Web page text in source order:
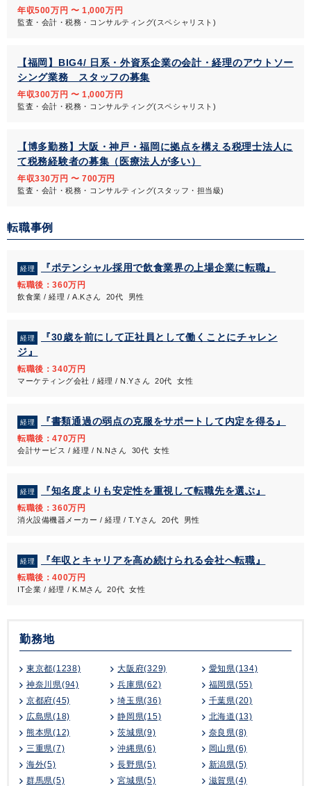
年収500万円 〜 1,000万円
監査・会計・税務・コンサルティング(スペシャリスト)
【福岡】BIG4/ 日系・外資系企業の会計・経理のアウトソー
シング業務 スタッフの募集
年収300万円 〜 1,000万円
監査・会計・税務・コンサルティング(スペシャリスト)
【博多勤務】大阪・神戸・福岡に拠点を構える税理士法人に
て税務経験者の募集（医療法人が多い）
年収330万円 〜 700万円
監査・会計・税務・コンサルティング(スタッフ・担当級)
転職事例
経理 『ポテンシャル採用で飲食業界の上場企業に転職』
転職後：360万円
飲食業 / 経理 / A.Kさん 20代 男性
経理
『30歳を前にして正社員として働くことにチャレン
ジ』
転職後：340万円
マーケティング会社 / 経理 / N.Yさん 20代 女性
経理 『書類通過の弱点の克服をサポートして内定を得る』
転職後：470万円
会計サービス / 経理 / N.Nさん 30代 女性
経理 『知名度よりも安定性を重視して転職先を選ぶ』
転職後：360万円
消火設備機器メーカー / 経理 / T.Yさん 20代 男性
経理 『年収とキャリアを高め続けられる会社へ転職』
転職後：400万円
IT企業 / 経理 / K.Mさん 20代 女性
勤務地
東京都(1238) 大阪府(329)
愛知県(134)
神奈川県(94)
兵庫県(62)
福岡県(55)
京都府(45)
埼玉県(36)
千葉県(20)
広島県(18)
静岡県(15)
北海道(13)
熊本県(12)
茨城県(9)
奈良県(8)
三重県(7)
沖縄県(6)
岡山県(6)
海外(5)
長野県(5)
新潟県(5)
群馬県(5)
宮城県(5)
滋賀県(4)